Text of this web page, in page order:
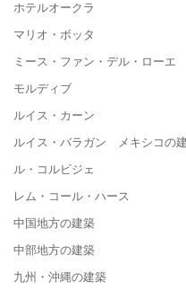
ホテルオークラ
マリオ・ボッタ
ミース・ファン・デル・ロー
モルディブ
ルイス・カーン
ルイス・バラガン メキシコの
ル・コルビジェ
レム・コール・ハース
中国地方の建築
中部地方の建築
九州・沖縄の建築